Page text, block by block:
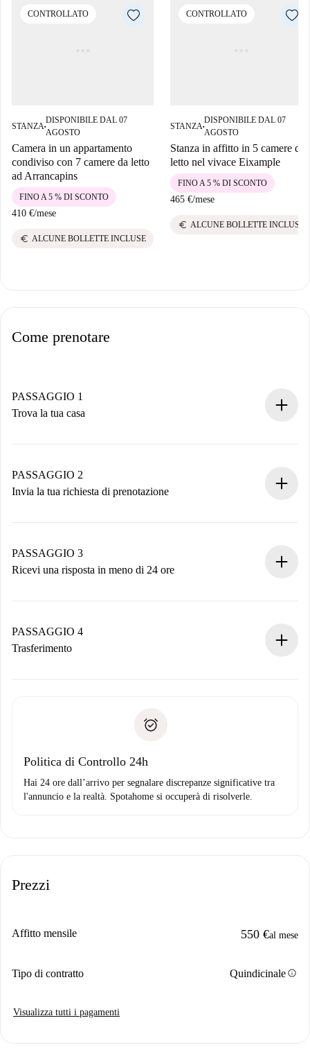
CONTROLLATO
STANZA■
DISPONIBILE DAL 07
AGOSTO
Camera in un appartamento
condiviso con 7 camere da letto
ad Arrancapins
410 €/mese
FINO A 5 % DI SCONTO
euro ALCUNE BOLLETTE INCLUSE
CONTROLLATO
STANZA■
DISPONIBILE DAL 07
AGOSTO
Stanza in affitto in 5 camere da
letto nel vivace Eixample
465 €/mese
FINO A 5 % DI SCONTO
euro ALCUNE BOLLETTE INCLUSE
Come prenotare
PASSAGGIO 1
Trova la tua casa
Hai tutte le informazioni necessarie in anticipo.
PASSAGGIO 2
Invia la tua richiesta di prenotazione
non accetta.
PASSAGGIO 3
Ricevi una risposta in meno di 24 ore
contatto con il proprietario.
Se rifiutata: non ti addebiteremo nulla e ti proporremo
Domiciliazione del pagamento
PASSAGGIO 4
Trasferimento
solo se non segnali problemi.
Politica di Controllo 24h
Hai 24 ore dall’arrivo per segnalare discrepanze significative tra
l'annuncio e la realtà. Spotahome si occuperà di risolverle.
Prezzi
Affitto mensile 550 €al mese
Tipo di contratto Quindicinaleinfo
Visualizza tutti i pagamenti